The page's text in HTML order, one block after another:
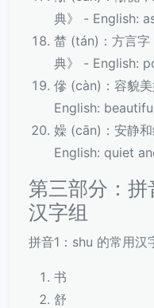
典》 - English:
榃 (tán)：方言字
典》 - English:
傪 (càn)：容貌
English:
嬠 (cān)：安静
English: quiet
第三部分：拼
汉字组
拼音1：shu 的常用汉
书
舒